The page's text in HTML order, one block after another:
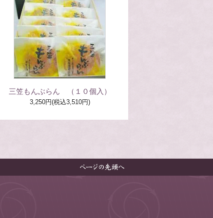
三笠もんぶらん （１０個入）
3,250円(税込3,510円)